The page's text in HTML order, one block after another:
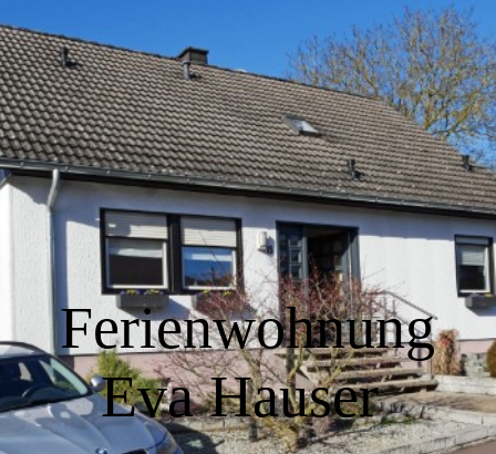
Ferienwohnung
Eva Hauser
Home
Wir über uns
Wohnen
Küche
Schlafen